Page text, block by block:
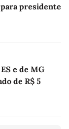
presidente
e de MG
de R$ 5